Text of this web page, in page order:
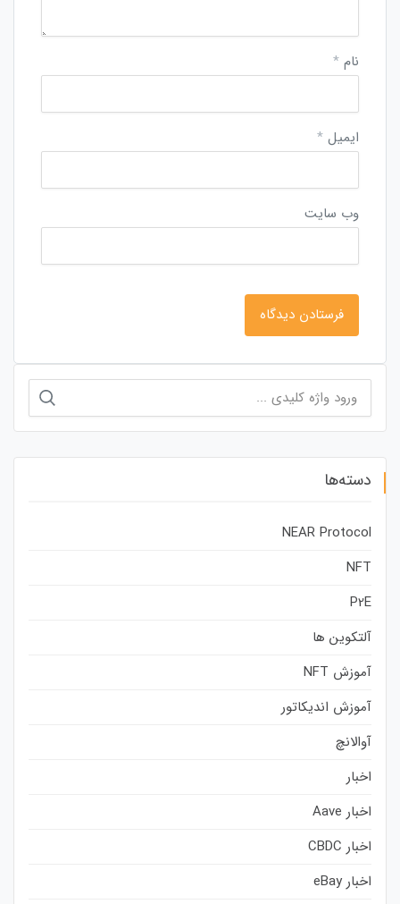
نام *
ایمیل *
وب‌ سایت
برای:
دسته‌ها
NEAR Protocol
NFT
P2E
آلتکوین ها
آموزش NFT
آموزش اندیکاتور
آوالانچ
اخبار
اخبار Aave
اخبار CBDC
اخبار eBay